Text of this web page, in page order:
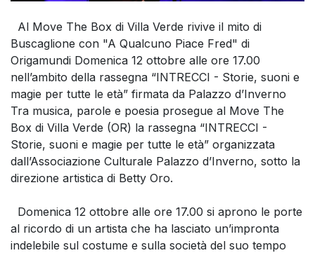
Al Move The Box di Villa Verde rivive il mito di
Buscaglione con "A Qualcuno Piace Fred" di
Origamundi Domenica 12 ottobre alle ore 17.00
nell’ambito della rassegna “INTRECCI - Storie, suoni e
magie per tutte le età” firmata da Palazzo d’Inverno
Tra musica, parole e poesia prosegue al Move The
Box di Villa Verde (OR) la rassegna “INTRECCI -
Storie, suoni e magie per tutte le età” organizzata
dall’Associazione Culturale Palazzo d’Inverno, sotto la
direzione artistica di Betty Oro.
Domenica 12 ottobre alle ore 17.00 si aprono le porte
al ricordo di un artista che ha lasciato un’impronta
indelebile sul costume e sulla società del suo tempo